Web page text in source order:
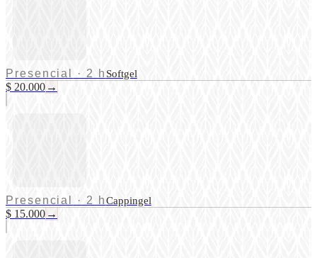
Presencial · 2 h Softgel
$ 20.000 →
Presencial · 2 hCappingel
$ 15.000 →